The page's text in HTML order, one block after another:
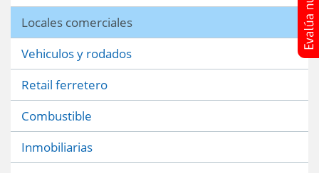
Locales comerciales
Vehiculos y rodados
Retail ferretero
Combustible
Inmobiliarias